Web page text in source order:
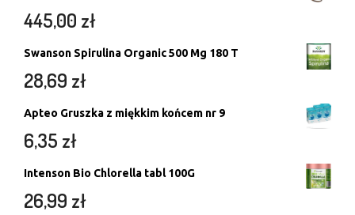
445,00 zł
Swanson Spirulina Organic 500 Mg 180 T
28,69 zł
Apteo Gruszka z miękkim końcem nr 9
6,35 zł
Intenson Bio Chlorella tabl 100G
26,99 zł